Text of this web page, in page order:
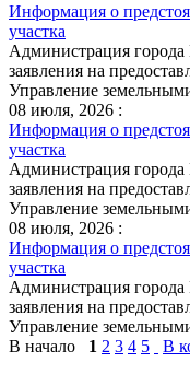
Информация о
участка
Администрация
заявления на
Управление
08 июля, 2026 :
Информация о
участка
Администрация
заявления на
Управление
08 июля, 2026 :
Информация о
участка
Администрация
заявления на
Управление
В начало
1 2 3 4 5 В